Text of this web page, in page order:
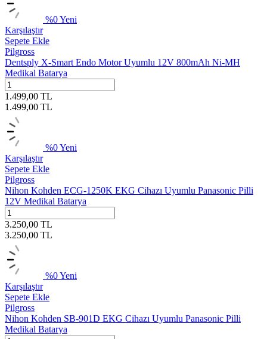
%0Yeni
Karşılaştır
Sepete Ekle
Pilgross
Dentsply X-Smart Endo Motor Uyumlu 12V 800mAh Ni-MH
Medikal Batarya
1.499,00 TL
1.499,00 TL
%0Yeni
Karşılaştır
Sepete Ekle
Pilgross
Nihon Kohden ECG-1250K EKG Cihazı Uyumlu Panasonic Pilli
12V Medikal Batarya
3.250,00 TL
3.250,00 TL
%0Yeni
Karşılaştır
Sepete Ekle
Pilgross
Nihon Kohden SB-901D EKG Cihazı Uyumlu Panasonic Pilli
Medikal Batarya